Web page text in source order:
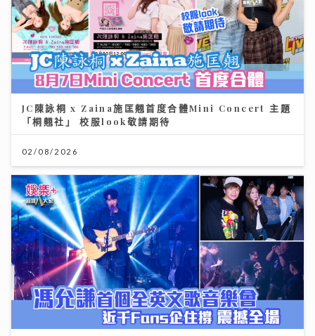
JC陳詠桐 x Zaina施匡翹首度合體Mini Concert 主題
「桐翹社」 校服look敬請期待
02/08/2026